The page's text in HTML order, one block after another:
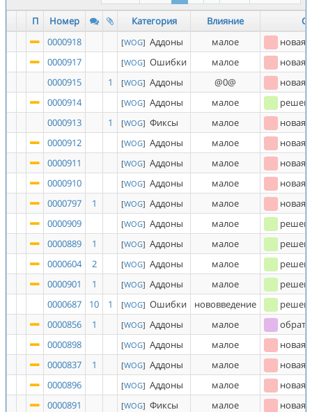
П Номер Категория Влияние
0000918
[WOG] Аддоны малое
новая
0000917
[WOG] Ошибки малое
новая
0000915
1 [WOG] Аддоны @0@
новая
0000914
[WOG] Аддоны малое
0000913
1 [WOG] Фиксы малое
новая
0000912
[WOG] Аддоны малое
новая
0000911
[WOG] Аддоны малое
новая
0000910
[WOG] Аддоны малое
новая
0000797
1 [WOG] Аддоны малое
новая
0000909
[WOG] Аддоны малое
0000889
1 [WOG] Аддоны малое
0000604
2 [WOG] Аддоны малое
0000901
1 [WOG] Аддоны малое
0000687
10 1 [WOG] Ошибки нововведение
0000856
1 [WOG] Аддоны малое
0000898
[WOG] Аддоны малое
новая
0000837
1 [WOG] Аддоны малое
новая
0000896
[WOG] Аддоны малое
новая
0000891
[WOG] Фиксы малое
новая